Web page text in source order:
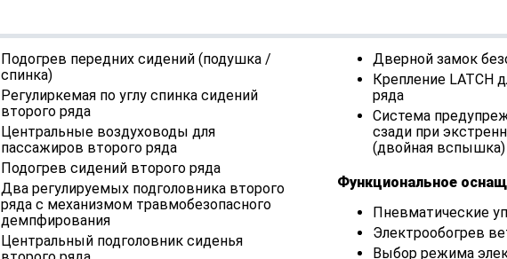
Подогрев передних сидений (подушка /
спинка)
Регулиркемая по углу спинка сидений
второго ряда
Центральные воздуховоды для
пассажиров второго ряда
Подогрев сидений второго ряда
Два регулируемых подголовника второго
ряда с механизмом травмобезопасного
демпфирования
Центральный подголовник сиденья
Дверной замок
Крепление LATCH
ряда
Система
сзади при
(двойная вспышка)
Функциональное
Пневматические
Электрообогрев
Выбор режима